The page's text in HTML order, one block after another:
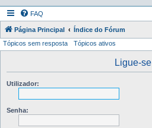
FAQ
Página Principal Índice do Fórum
Tópicos sem resposta Tópicos ativos
Ligue-se
Utilizador:
Senha: